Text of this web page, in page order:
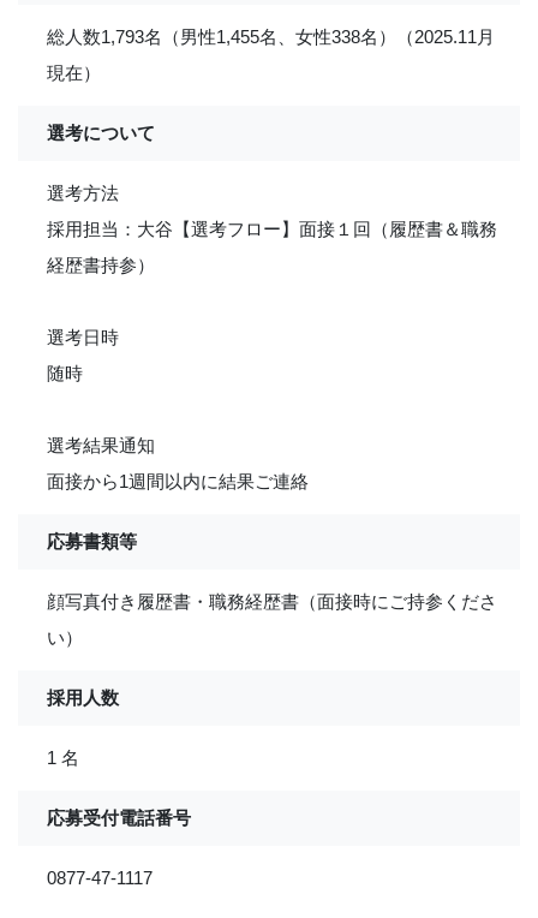
総人数1,793名（男性1,455名、女性338名）（2025.11月
現在）
選考について
選考方法
採用担当：大谷【選考フロー】面接１回（履歴書＆職務
経歴書持参）
選考日時
随時
選考結果通知
面接から1週間以内に結果ご連絡
応募書類等
顔写真付き履歴書・職務経歴書（面接時にご持参くださ
い）
採用人数
1 名
応募受付電話番号
0877-47-1117